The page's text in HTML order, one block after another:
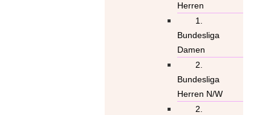
Herren
1.
Bundesliga
Damen
2.
Bundesliga
Herren N/W
2.